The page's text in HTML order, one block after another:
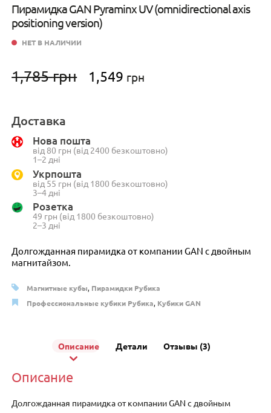
Пирамидка GAN Pyraminx UV (omnidirectional axis
positioning version)
1,785грн
Первоначальная
цена
1,549 грн
Долгожданная пирамидка от компании GAN с двойным
магнитайзом.
НЕТ В НАЛИЧИИ
Доставка
Нова пошта
від 80 грн (від 2400 безкоштовно)
1–2 дні
Укрпошта
від 55 грн (від 1800 безкоштовно)
3–4 дні
Розетка
49 грн (від 1800 безкоштовно)
2–3 дні
Магнитные кубы, Пирамидки Рубика
Профессиональные кубики Рубика, Кубики GAN
Описание Детали Отзывы (3)
Описание
Долгожданная пирамидка от компании GAN с двойным